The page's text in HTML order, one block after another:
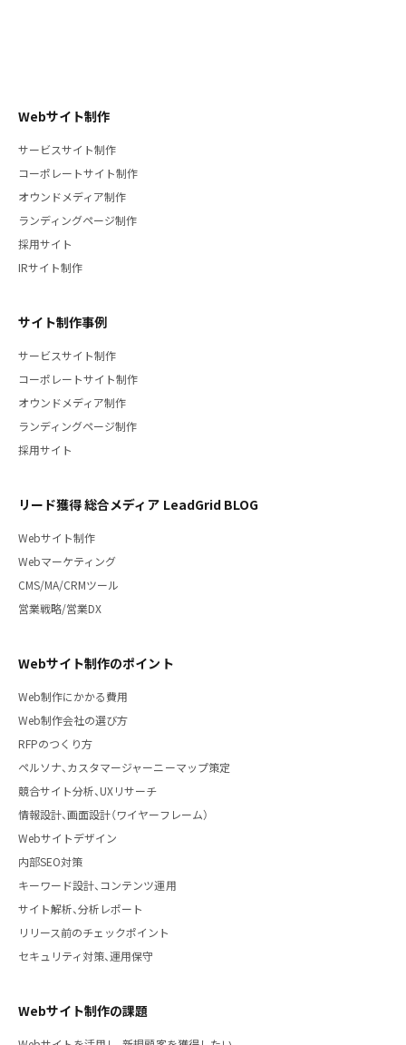
Webサイト制作
サービスサイト制作
コーポレートサイト制作
オウンドメディア制作
ランディングページ制作
採用サイト
IRサイト制作
サイト制作事例
サービスサイト制作
コーポレートサイト制作
オウンドメディア制作
ランディングページ制作
採用サイト
リード獲得 総合メディア LeadGrid BLOG
Webサイト制作
Webマーケティング
CMS/MA/CRMツール
営業戦略/営業DX
Webサイト制作のポイント
Web制作にかかる費用
Web制作会社の選び方
RFPのつくり方
ペルソナ、カスタマージャーニーマップ策定
競合サイト分析、UXリサーチ
情報設計、画面設計（ワイヤーフレーム）
Webサイトデザイン
内部SEO対策
キーワード設計、コンテンツ運用
サイト解析、分析レポート
リリース前のチェックポイント
セキュリティ対策、運用保守
Webサイト制作の課題